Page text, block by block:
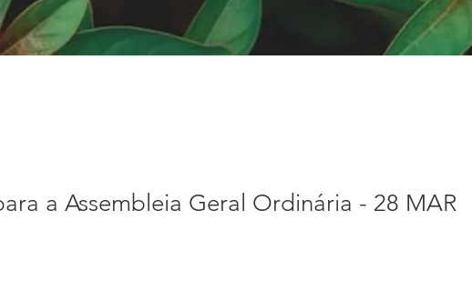
a Assembleia Geral Ordinária - 28 MAR